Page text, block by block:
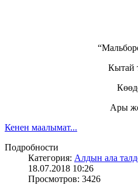
Кытай
Ары
Кенен маалымат...
Подробности
Категория: Алдын ала
18.07.2018 10:26
Просмотров: 3426